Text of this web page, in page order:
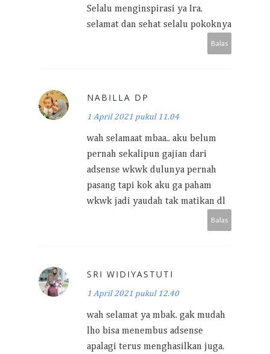
Selalu menginspirasi ya Ira.
selamat dan sehat selalu pokoknya
Balas
NABILLA DP
1 April 2021 pukul 11.04
wah selamaat mbaa.. aku belum
pernah sekalipun gajian dari
adsense wkwk dulunya pernah
pasang tapi kok aku ga paham
wkwk jadi yaudah tak matikan dl
Balas
SRI WIDIYASTUTI
1 April 2021 pukul 12.40
wah selamat ya mbak. gak mudah
lho bisa menembus adsense
apalagi terus menghasilkan juga.